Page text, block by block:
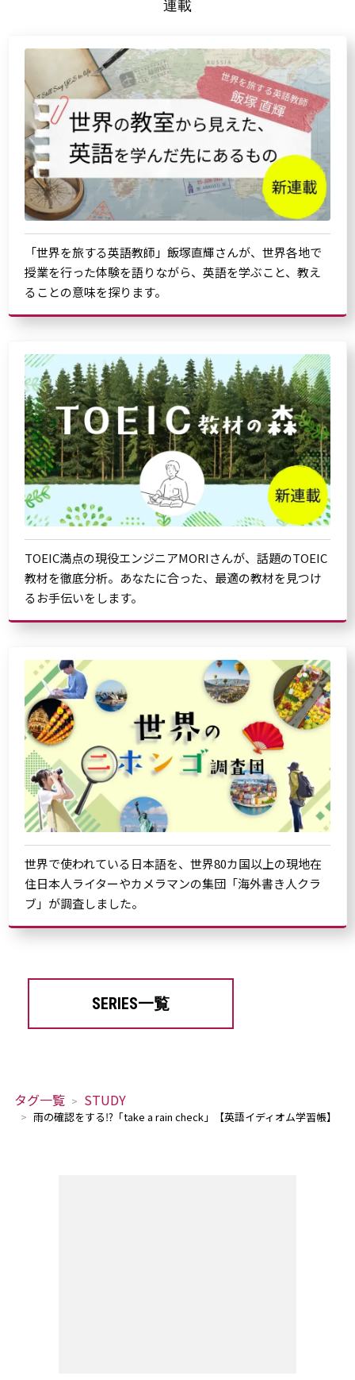
連載
「世界を旅する英語教師」飯塚直輝さんが、世界各地で
授業を行った体験を語りながら、英語を学ぶこと、教え
ることの意味を探ります。
TOEIC満点の現役エンジニアMORIさんが、話題のTOEIC
教材を徹底分析。あなたに合った、最適の教材を見つけ
るお手伝いをします。
世界で使われている日本語を、世界80カ国以上の現地在
住日本人ライターやカメラマンの集団「海外書き人クラ
ブ」が調査しました。
SERIES一覧
タグ一覧 STUDY
雨の確認をする⁉「take a rain check」【英語イディオム学習帳】